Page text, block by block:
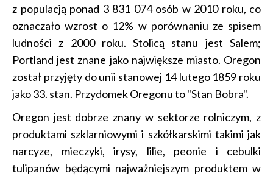
z populacją ponad 3 831 074 osób w 2010 roku, co
oznaczało wzrost o 12% w porównaniu ze spisem
ludności z 2000 roku. Stolicą stanu jest Salem;
Portland jest znane jako największe miasto. Oregon
został przyjęty do unii stanowej 14 lutego 1859 roku
jako 33. stan. Przydomek Oregonu to "Stan Bobra".
Oregon jest dobrze znany w sektorze rolniczym, z
produktami szklarniowymi i szkółkarskimi takimi jak
narcyze, mieczyki, irysy, lilie, peonie i cebulki
tulipanów będącymi najważniejszym produktem w